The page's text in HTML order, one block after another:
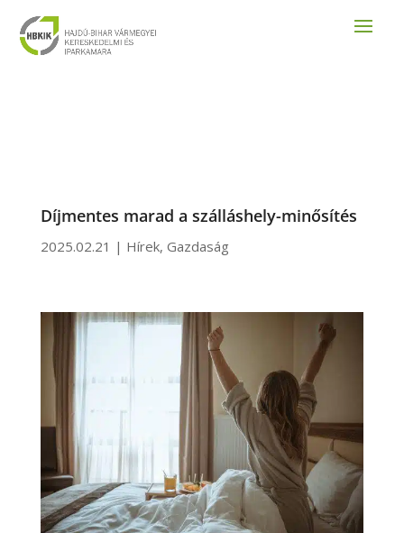
Díjmentes marad a szálláshely-minősítés
2025.02.21 | Hírek, Gazdaság